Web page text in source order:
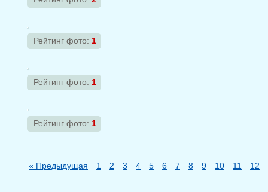
Рейтинг фото: 1
Рейтинг фото: 1
Рейтинг фото: 1
« Предыдущая 1 2 3 4 5 6 7 8 9 10 11 12